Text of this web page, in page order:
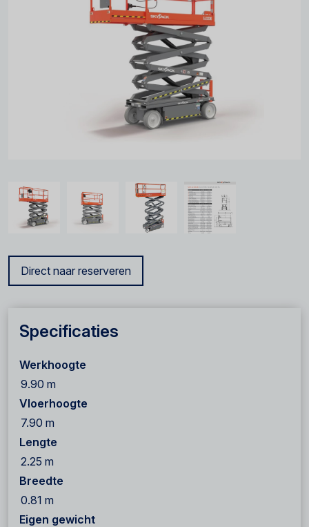
Direct naar reserveren
Specificaties
Werkhoogte
9.90 m
Vloerhoogte
7.90 m
Lengte
2.25 m
Breedte
0.81 m
Eigen gewicht